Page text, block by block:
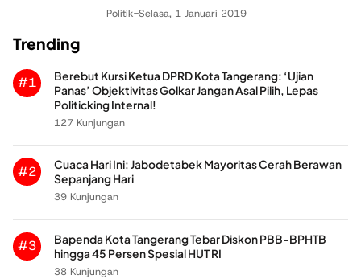
Politik-Selasa, 1 Januari 2019
Trending
#1
Berebut Kursi Ketua DPRD Kota Tangerang: ‘Ujian
Panas’ Objektivitas Golkar Jangan Asal Pilih, Lepas
Politicking Internal!
127 Kunjungan
#2
Cuaca Hari Ini: Jabodetabek Mayoritas Cerah Berawan
Sepanjang Hari
39 Kunjungan
#3
Bapenda Kota Tangerang Tebar Diskon PBB-BPHTB
hingga 45 Persen Spesial HUT RI
38 Kunjungan